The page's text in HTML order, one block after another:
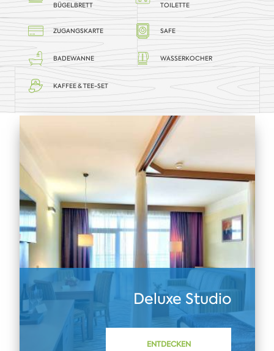
BÜGELBRETT
TOILETTE
ZUGANGSKARTE SAFE
BADEWANNE WASSERKOCHER
KAFFEE & TEE-SET
Deluxe Studio
ENTDECKEN